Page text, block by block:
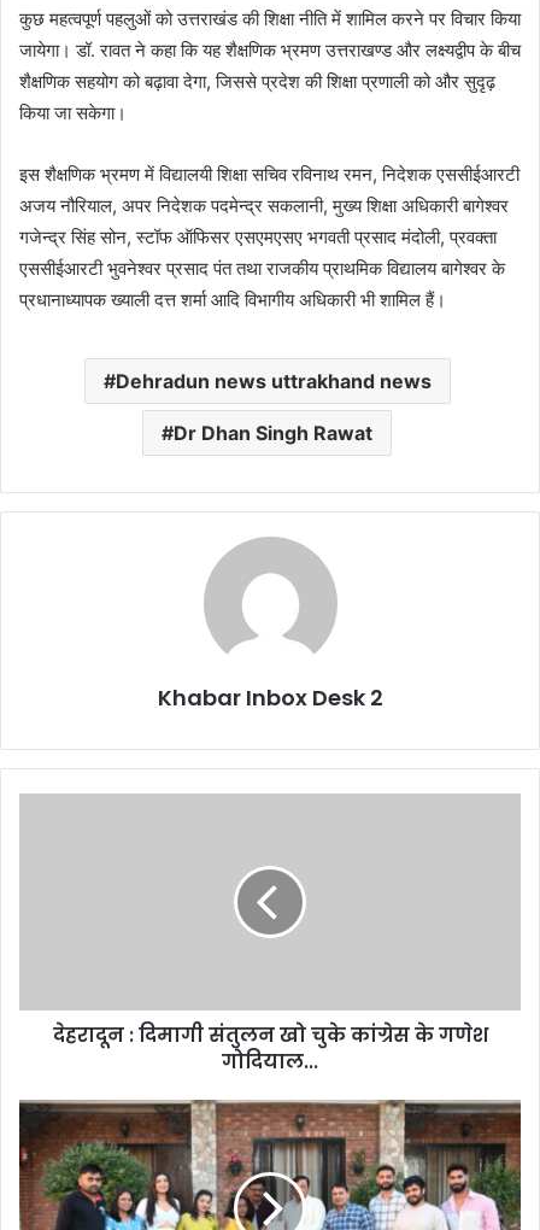
कुछ महत्वपूर्ण पहलुओं को उत्तराखंड की शिक्षा नीति में शामिल करने पर विचार किया
जायेगा। डॉ. रावत ने कहा कि यह शैक्षणिक भ्रमण उत्तराखण्ड और लक्ष्यद्वीप के बीच
शैक्षणिक सहयोग को बढ़ावा देगा, जिससे प्रदेश की शिक्षा प्रणाली को और सुदृढ़
किया जा सकेगा।
इस शैक्षणिक भ्रमण में विद्यालयी शिक्षा सचिव रविनाथ रमन, निदेशक एससीईआरटी
अजय नौरियाल, अपर निदेशक पदमेन्द्र सकलानी, मुख्य शिक्षा अधिकारी बागेश्वर
गजेन्द्र सिंह सोन, स्टॉफ ऑफिसर एसएमएसए भगवती प्रसाद मंदोली, प्रवक्ता
एससीईआरटी भुवनेश्वर प्रसाद पंत तथा राजकीय प्राथमिक विद्यालय बागेश्वर के
प्रधानाध्यापक ख्याली दत्त शर्मा आदि विभागीय अधिकारी भी शामिल हैं।
Dehradun news uttrakhand news
Dr Dhan Singh Rawat
Khabar Inbox Desk 2
गणेश
गोदियाल...देहरादून : दिमागी संतुलन खो चुके कांग्रेस के गणेश
गोदियाल...
साउंडस्टार्सयूके
म्यूजिक
वीडियो
“कमाल